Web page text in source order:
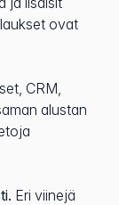
ovat
CRM,
alustan
Eri viinejä